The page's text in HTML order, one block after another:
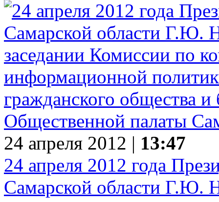
24 апреля 2012 | 13:47
24 апреля 2012 года
Самарской области Г.Ю.